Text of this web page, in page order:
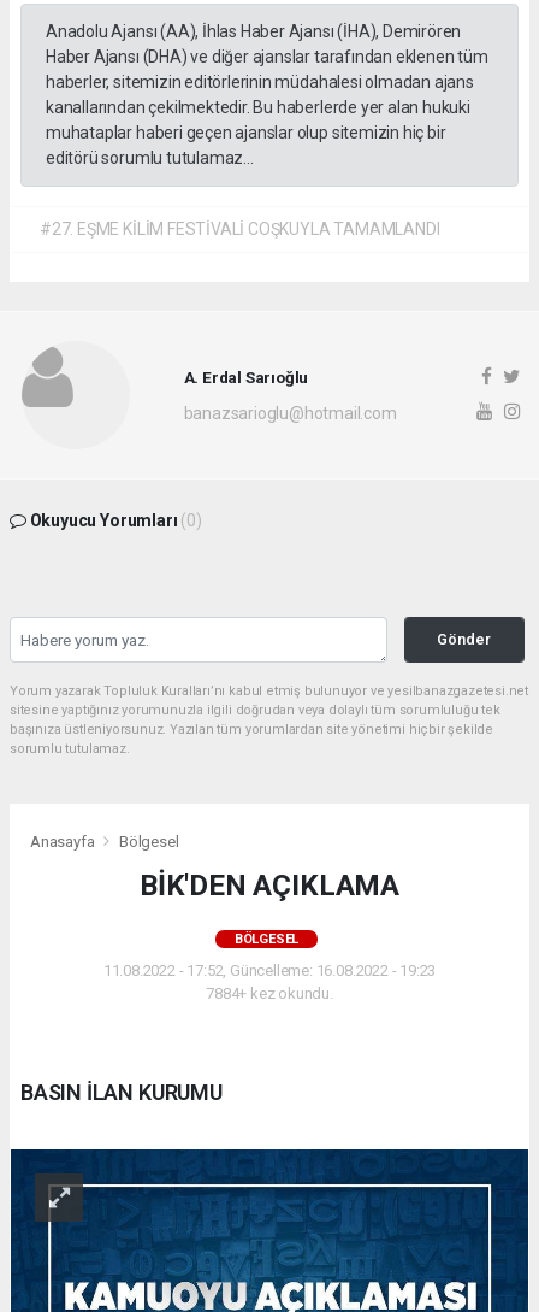
Anadolu Ajansı (AA), İhlas Haber Ajansı (İHA), Demirören
Haber Ajansı (DHA) ve diğer ajanslar tarafından eklenen tüm
haberler, sitemizin editörlerinin müdahalesi olmadan ajans
kanallarından çekilmektedir. Bu haberlerde yer alan hukuki
muhataplar haberi geçen ajanslar olup sitemizin hiç bir
editörü sorumlu tutulamaz...
#27. EŞME KİLİM FESTİVALİ COŞKUYLA TAMAMLANDI
A. Erdal Sarıoğlu
banazsarioglu@hotmail.com
Okuyucu Yorumları (0)
Gönder
Yorum yazarak Topluluk Kuralları’nı kabul etmiş bulunuyor ve yesilbanazgazetesi.net
sitesine yaptığınız yorumunuzla ilgili doğrudan veya dolaylı tüm sorumluluğu tek
başınıza üstleniyorsunuz. Yazılan tüm yorumlardan site yönetimi hiçbir şekilde
sorumlu tutulamaz.
Anasayfa Bölgesel
BİK'DEN AÇIKLAMA
BÖLGESEL
11.08.2022 - 17:52, Güncelleme: 16.08.2022 - 19:23
7884+ kez okundu.
BASIN İLAN KURUMU